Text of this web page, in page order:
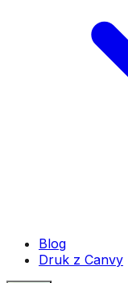
Blog
Druk z Canvy